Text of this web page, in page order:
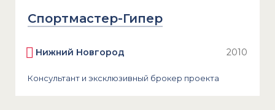
Спортмастер-Гипер
Нижний Новгород 2010
Консультант и эксклюзивный брокер проекта